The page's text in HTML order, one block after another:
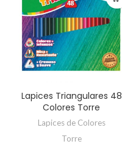
Lapices Triangulares 48
Colores Torre
Lapices de Colores
Torre